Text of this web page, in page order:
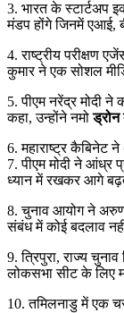
3. भारत के स्टार्टअप
मंडप होंगे जिनमें एआई,
4. राष्ट्रीय परीक्षण
कुमार ने एक सोशल
5. पीएम नरेंद्र मोदी
कहा, उन्होंने नमोड्रोन
6. महाराष्ट्र कैबिनेट
7. पीएम मोदी ने आंध्र
ध्यान में रखकर आगे
8. चुनाव आयोग ने
संबंध में कोई बदलाव
9. त्रिपुरा, राज्य
लोकसभा सीट के लिए
10. तमिलनाडु में एक